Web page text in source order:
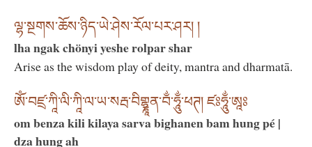
ལྷ་སྔགས་ཆོས་ཉིད་ཡེ་ཤེས་རོལ་པར་ཤར། །
lha ngak chönyi yeshe rolpar shar
Arise as the wisdom play of deity, mantra and dharmatā.
ཨོཾ་བཛྲ་ཀཱི་ལི་ཀཱི་ལ་ཡ་སརྦ་བིགྷྣཱན་བྂ་ཧཱུྂ་ཕཊ། ཛཿཧཱུྂ་ཨཱཿ
om benza kili kilaya sarva bighanen bam hung pé |
dza hung ah